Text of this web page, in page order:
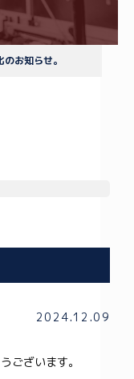
のお知らせ。
2024.12.09
ございます。